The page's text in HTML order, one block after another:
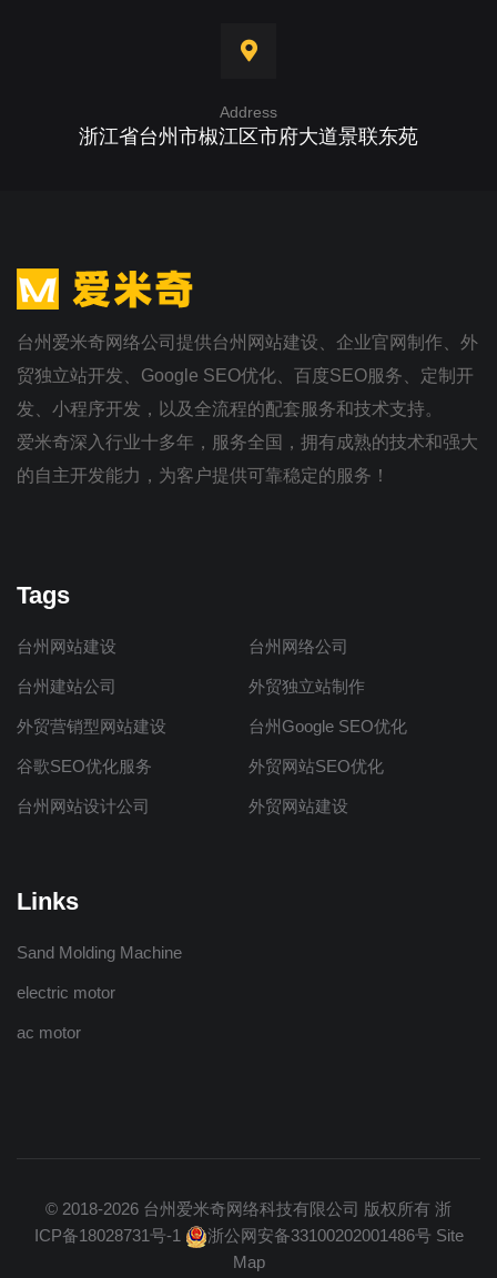
Address
浙江省台州市椒江区市府大道景联东苑
台州爱米奇网络公司提供台州网站建设、企业官网制作、外
贸独立站开发、Google SEO优化、百度SEO服务、定制开
发、小程序开发，以及全流程的配套服务和技术支持。
爱米奇深入行业十多年，服务全国，拥有成熟的技术和强大
的自主开发能力，为客户提供可靠稳定的服务！
Tags
台州网站建设 台州网络公司
台州建站公司 外贸独立站制作
外贸营销型网站建设 台州Google SEO优化
谷歌SEO优化服务 外贸网站SEO优化
台州网站设计公司 外贸网站建设
Links
Sand Molding Machine
electric motor
ac motor
© 2018-2026 台州爱米奇网络科技有限公司 版权所有 浙
ICP备18028731号-1
浙公网安备33100202001486号 Site
Map